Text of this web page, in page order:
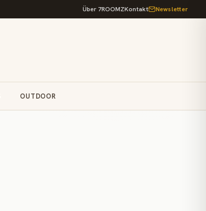
Über 7ROOMZKontakt Newsletter
OUTDOOR